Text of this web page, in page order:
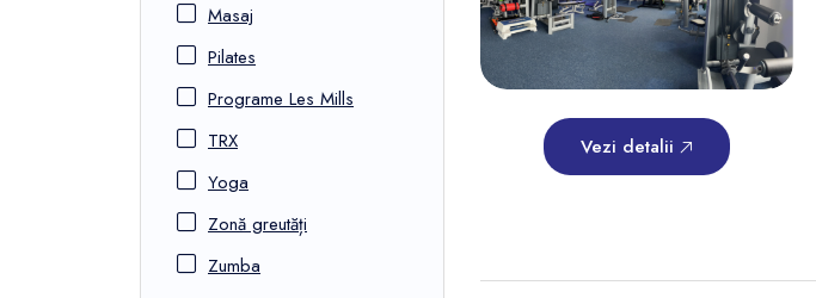
Masaj
Pilates
Programe Les Mills
TRX
Yoga
Zonă greutăți
Zumba
Vezi detalii